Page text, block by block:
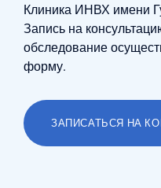
Клиника ИНВХ имени
Запись на
обследование
форму.
ЗАПИСАТЬСЯ НА